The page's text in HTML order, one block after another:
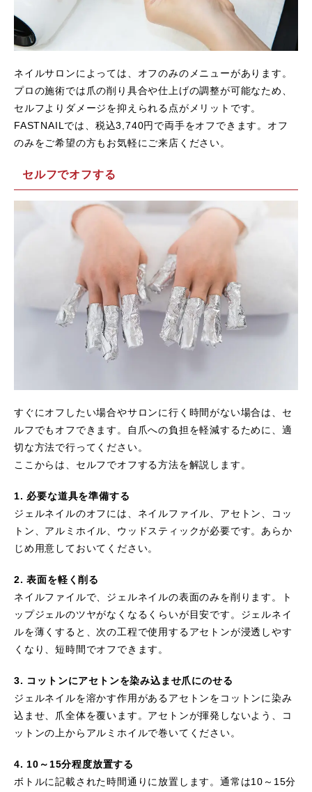
ネイルサロンによっては、オフのみのメニューがあります。
プロの施術では爪の削り具合や仕上げの調整が可能なため、
セルフよりダメージを抑えられる点がメリットです。
FASTNAILでは、税込3,740円で両手をオフできます。オフ
のみをご希望の方もお気軽にご来店ください。
セルフでオフする
すぐにオフしたい場合やサロンに行く時間がない場合は、セ
ルフでもオフできます。自爪への負担を軽減するために、適
切な方法で行ってください。
ここからは、セルフでオフする方法を解説します。
1. 必要な道具を準備する
ジェルネイルのオフには、ネイルファイル、アセトン、コッ
トン、アルミホイル、ウッドスティックが必要です。あらか
じめ用意しておいてください。
2. 表面を軽く削る
ネイルファイルで、ジェルネイルの表面のみを削ります。ト
ップジェルのツヤがなくなるくらいが目安です。ジェルネイ
ルを薄くすると、次の工程で使用するアセトンが浸透しやす
くなり、短時間でオフできます。
3. コットンにアセトンを染み込ませ爪にのせる
ジェルネイルを溶かす作用があるアセトンをコットンに染み
込ませ、爪全体を覆います。アセトンが揮発しないよう、コ
ットンの上からアルミホイルで巻いてください。
4. 10～15分程度放置する
ボトルに記載された時間通りに放置します。通常は10～15分